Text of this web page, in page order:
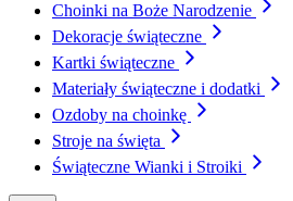
Choinki na Boże Narodzenie
Dekoracje świąteczne
Kartki świąteczne
Materiały świąteczne i dodatki
Ozdoby na choinkę
Stroje na święta
Świąteczne Wianki i Stroiki